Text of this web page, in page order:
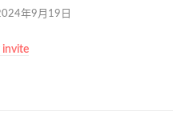
年9月19日
invite